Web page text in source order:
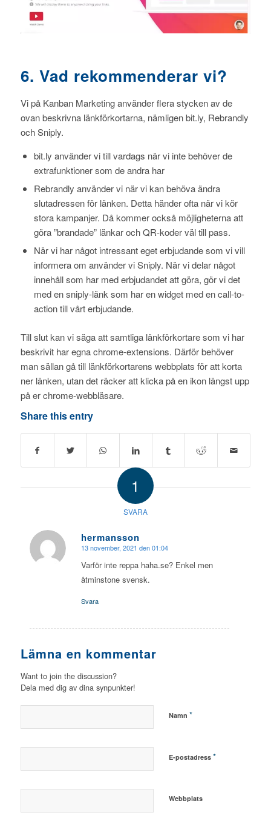
6. Vad rekommenderar vi?
Vi på Kanban Marketing använder flera stycken av de
ovan beskrivna länkförkortarna, nämligen bit.ly, Rebrandly
och Sniply.
bit.ly använder vi till vardags när vi inte behöver de
extrafunktioner som de andra har
Rebrandly använder vi när vi kan behöva ändra
slutadressen för länken. Detta händer ofta när vi kör
stora kampanjer. Då kommer också möjligheterna att
göra ”brandade” länkar och QR-koder väl till pass.
När vi har något intressant eget erbjudande som vi vill
informera om använder vi Sniply. När vi delar något
innehåll som har med erbjudandet att göra, gör vi det
med en sniply-länk som har en widget med en call-to-
action till vårt erbjudande.
Till slut kan vi säga att samtliga länkförkortare som vi har
beskrivit har egna chrome-extensions. Därför behöver
man sällan gå till länkförkortarens webbplats för att korta
ner länken, utan det räcker att klicka på en ikon längst upp
på er chrome-webbläsare.
Share this entry
1
SVARA
hermansson
says:
13 november, 2021 den 01:04
Varför inte reppa haha.se? Enkel men
åtminstone svensk.
Svara
Lämna en kommentar
Want to join the discussion?
Dela med dig av dina synpunkter!
Namn *
E-postadress *
Webbplats